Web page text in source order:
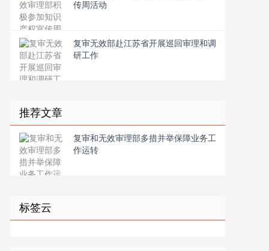
传周活动
复审无效部赴江苏省开展巡回审理和调
研工作
推荐文章
复审和无效审理部多措并举保障业务工
作运转
标签云